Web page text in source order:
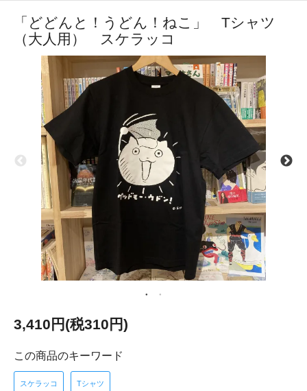
「どどんと！うどん！ねこ」 Tシャツ
（大人用） スケラッコ
3,410円(税310円)
この商品のキーワード
スケラッコ Tシャツ